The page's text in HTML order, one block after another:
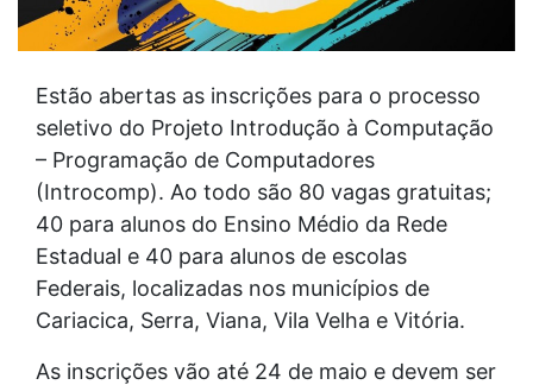
Estão abertas as inscrições para o processo
seletivo do Projeto Introdução à Computação
– Programação de Computadores
(Introcomp). Ao todo são 80 vagas gratuitas;
40 para alunos do Ensino Médio da Rede
Estadual e 40 para alunos de escolas
Federais, localizadas nos municípios de
Cariacica, Serra, Viana, Vila Velha e Vitória.
As inscrições vão até 24 de maio e devem ser